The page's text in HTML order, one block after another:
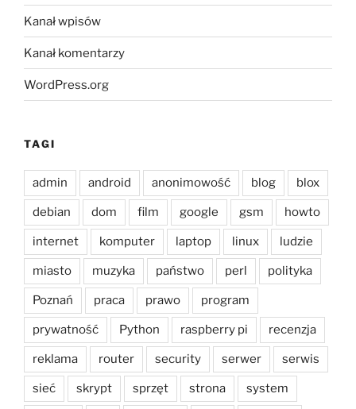
Kanał wpisów
Kanał komentarzy
WordPress.org
TAGI
admin android anonimowość blog blox
debian dom film google gsm howto
internet komputer laptop linux ludzie
miasto muzyka państwo perl polityka
Poznań praca prawo program
prywatność Python raspberry pi recenzja
reklama router security serwer serwis
sieć skrypt sprzęt strona system